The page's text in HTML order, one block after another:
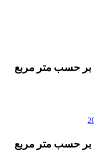
بر حسب متر مربع
بر حسب متر مربع